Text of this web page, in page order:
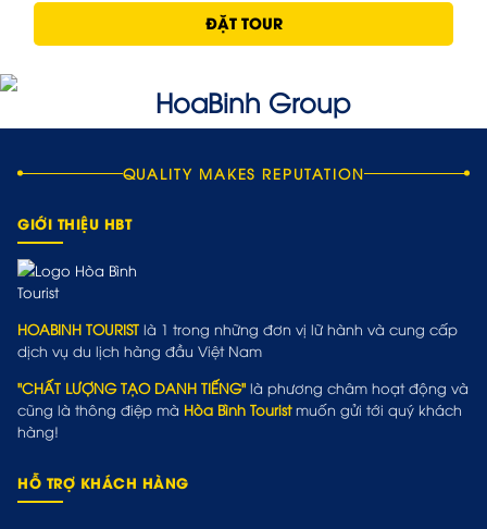
ĐẶT TOUR
QUALITY MAKES REPUTATION
GIỚI THIỆU HBT
HOABINH TOURIST là 1 trong những đơn vị lữ hành và cung cấp
dịch vụ du lịch hàng đầu Việt Nam
"CHẤT LƯỢNG TẠO DANH TIẾNG" là phương châm hoạt động và
cũng là thông điệp mà Hòa Bình Touristmuốn gửi tới quý khách
hàng!
HỖ TRỢ KHÁCH HÀNG